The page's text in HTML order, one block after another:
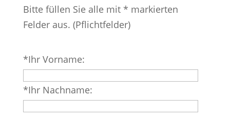
Bitte füllen Sie alle mit * markierten
Felder aus. (Pflichtfelder)
lasse
dieses
Feld
leer.
*Ihr Vorname:
*Ihr Nachname: